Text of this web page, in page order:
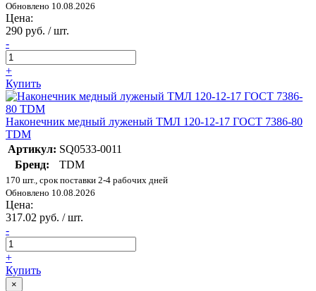
Обновлено 10.08.2026
Цена:
290 руб. / шт.
-
+
Купить
Наконечник медный луженый ТМЛ 120-12-17 ГОСТ 7386-80
TDM
Артикул: SQ0533-0011
Бренд:
TDM
170 шт., срок поставки 2-4 рабочих дней
Обновлено 10.08.2026
Цена:
317.02 руб. / шт.
-
+
Купить
×